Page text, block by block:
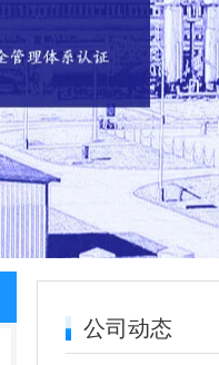
公司动态